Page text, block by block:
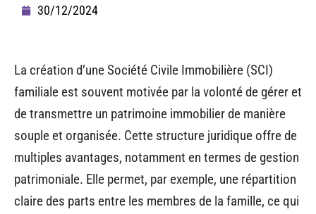
30/12/2024
La création d’une Société Civile Immobilière (SCI)
familiale est souvent motivée par la volonté de gérer et
de transmettre un patrimoine immobilier de manière
souple et organisée. Cette structure juridique offre de
multiples avantages, notamment en termes de gestion
patrimoniale. Elle permet, par exemple, une répartition
claire des parts entre les membres de la famille, ce qui